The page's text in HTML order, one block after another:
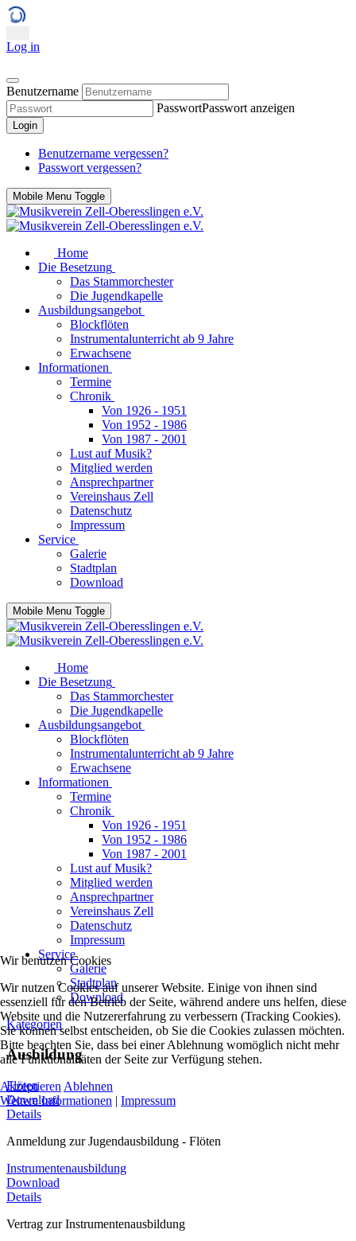
Log in
Benutzername
PasswortPasswort anzeigen
Login
Benutzername vergessen?
Passwort vergessen?
Mobile Menu Toggle
Home
Die Besetzung
Das Stammorchester
Die Jugendkapelle
Ausbildungsangebot
Blockflöten
Instrumentalunterricht ab 9 Jahre
Erwachsene
Informationen
Termine
Chronik
Von 1926 - 1951
Von 1952 - 1986
Von 1987 - 2001
Lust auf Musik?
Mitglied werden
Ansprechpartner
Vereinshaus Zell
Datenschutz
Impressum
Service
Galerie
Stadtplan
Download
Mobile Menu Toggle
Home
Die Besetzung
Das Stammorchester
Die Jugendkapelle
Ausbildungsangebot
Blockflöten
Instrumentalunterricht ab 9 Jahre
Erwachsene
Informationen
Termine
Chronik
Von 1926 - 1951
Von 1952 - 1986
Von 1987 - 2001
Lust auf Musik?
Mitglied werden
Ansprechpartner
Vereinshaus Zell
Datenschutz
Impressum
Service
Galerie
Stadtplan
Download
Kategorien
Ausbildung
Flöten
Download
Details
Anmeldung zur Jugendausbildung - Flöten
Instrumentenausbildung
Download
Details
Vertrag zur Instrumentenausbildung
Wir benutzen Cookies
Wir nutzen Cookies auf unserer Website. Einige von ihnen sind
essenziell für den Betrieb der Seite, während andere uns helfen, diese
Website und die Nutzererfahrung zu verbessern (Tracking Cookies).
Sie können selbst entscheiden, ob Sie die Cookies zulassen möchten.
Bitte beachten Sie, dass bei einer Ablehnung womöglich nicht mehr
alle Funktionalitäten der Seite zur Verfügung stehen.
Akzeptieren Ablehnen
Weitere Informationen | Impressum